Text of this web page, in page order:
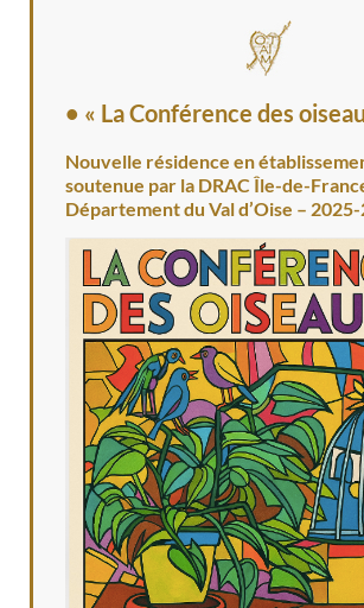
• « La Conférence des
Nouvelle résidence en
soutenue par la DRAC Île-de-
Département du Val d’Oise –